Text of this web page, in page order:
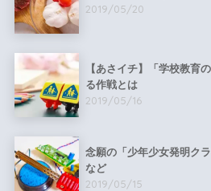
2019/05/20
【あさイチ】「学校教育
る作戦とは
2019/05/16
念願の「少年少女発明ク
など
2019/05/15